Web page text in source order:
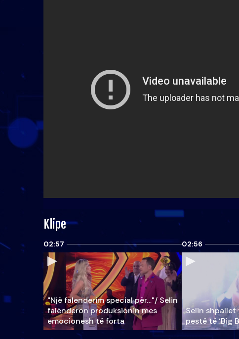
Klipe
02:57
"Një falenderim special për…"/ Selin
falënderon produksionin mes
emocionesh të forta
02:56
Selin
pestë të ‘Big